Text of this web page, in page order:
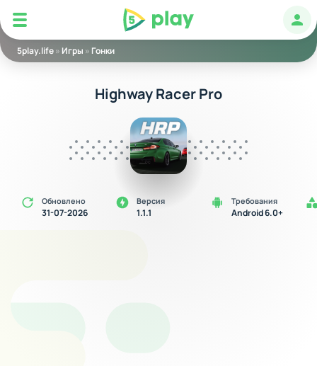
5play
5play.life» Игры » Гонки
Highway Racer Pro
Обновлено
31-07-2026
Версия
1.1.1
Требования
Android 6.0+